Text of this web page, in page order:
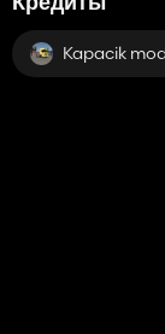
Kapacik